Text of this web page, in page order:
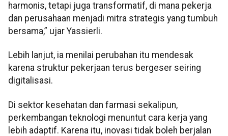
harmonis, tetapi juga transformatif, di mana pekerja
dan perusahaan menjadi mitra strategis yang tumbuh
bersama,” ujar Yassierli.
Lebih lanjut, ia menilai perubahan itu mendesak
karena struktur pekerjaan terus bergeser seiring
digitalisasi.
Di sektor kesehatan dan farmasi sekalipun,
perkembangan teknologi menuntut cara kerja yang
lebih adaptif. Karena itu, inovasi tidak boleh berjalan